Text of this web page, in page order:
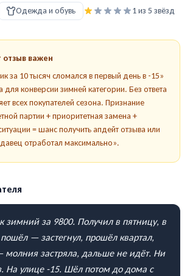
Одежда и обувь 1из 5 звёзд
отзыв важен
за 10 тысяч сломался в первый день в -15»
для конверсии зимней категории. Без ответа
всех покупателей сезона. Признание
партии + приоритетная замена +
= шанс получить апдейт отзыва или
отработал максимально».
зимний за 9800. Получил в пятницу, в
пошёл — застегнул, прошёл квартал,
молния застряла, дальше не идёт. Ни
На улице -15. Шёл потом до дома с